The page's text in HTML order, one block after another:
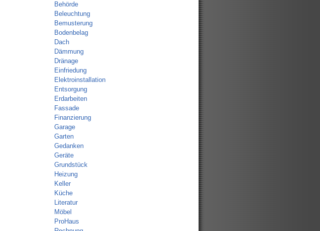
Behörde
Beleuchtung
Bemusterung
Bodenbelag
Dach
Dämmung
Dränage
Einfriedung
Elektroinstallation
Entsorgung
Erdarbeiten
Fassade
Finanzierung
Garage
Garten
Gedanken
Geräte
Grundstück
Heizung
Keller
Küche
Literatur
Möbel
ProHaus